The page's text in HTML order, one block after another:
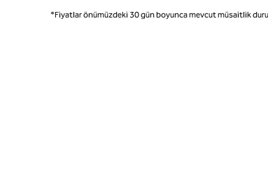
*Fiyatlar önümüzdeki 30 gün boyunca mevcut müsaitlik